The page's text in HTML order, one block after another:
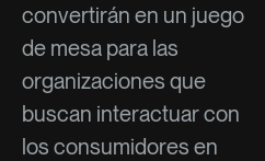
convertirán en un juego
de mesa para las
organizaciones que
buscan interactuar con
los consumidores en